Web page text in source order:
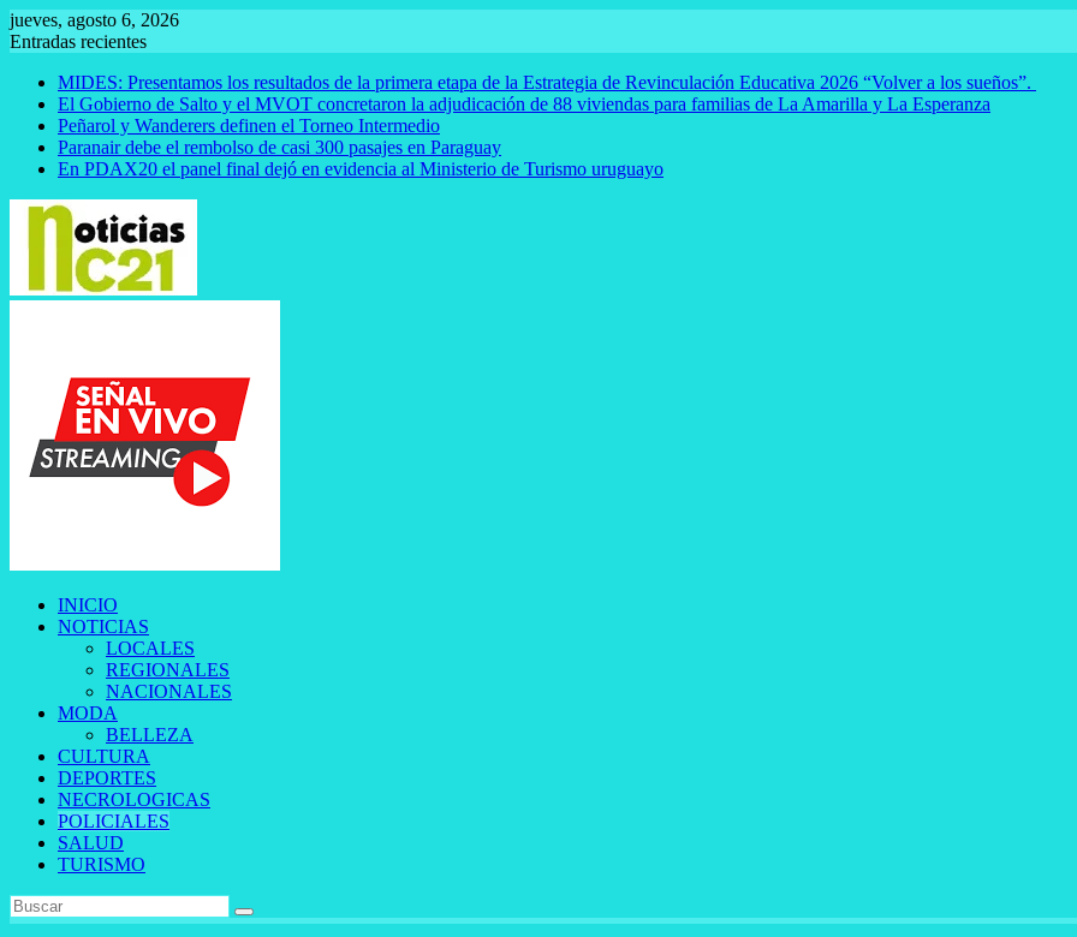
Saltar
al
jueves, agosto 6, 2026
Entradas recientes
MIDES: Presentamos los resultados de la primera etapa de la Estrategia de Revinculación Educativa 2026 “Volver a los sueños”.
El Gobierno de Salto y el MVOT concretaron la adjudicación de 88 viviendas para familias de La Amarilla y La Esperanza
Peñarol y Wanderers definen el Torneo Intermedio
Paranair debe el rembolso de casi 300 pasajes en Paraguay
En PDAX20 el panel final dejó en evidencia al Ministerio de Turismo uruguayo
INICIO
NOTICIAS
LOCALES
REGIONALES
NACIONALES
MODA
BELLEZA
CULTURA
DEPORTES
NECROLOGICAS
POLICIALES
SALUD
TURISMO